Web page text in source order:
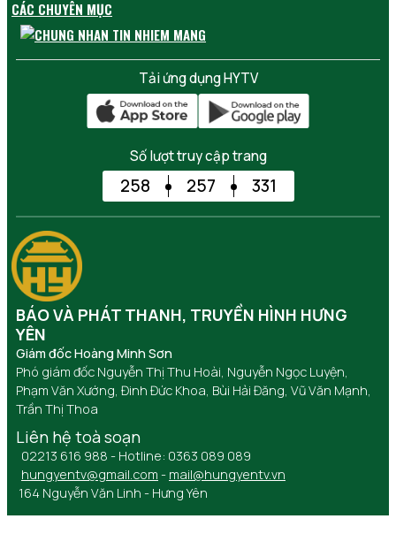
CÁC CHUYÊN MỤC
Tải ứng dụng HYTV
Số lượt truy cập trang
258 257 331
BÁO VÀ PHÁT THANH, TRUYỀN HÌNH HƯNG
YÊN
Giám đốc Hoàng Minh Sơn
Phó giám đốc Nguyễn Thị Thu Hoài, Nguyễn Ngọc Luyện,
Phạm Văn Xướng, Đinh Đức Khoa, Bùi Hải Đăng, Vũ Văn Mạnh,
Trần Thị Thoa
Liên hệ toà soạn
02213 616 988 - Hotline: 0363 089 089
hungyentv@gmail.com - mail@hungyentv.vn
164 Nguyễn Văn Linh - Hưng Yên